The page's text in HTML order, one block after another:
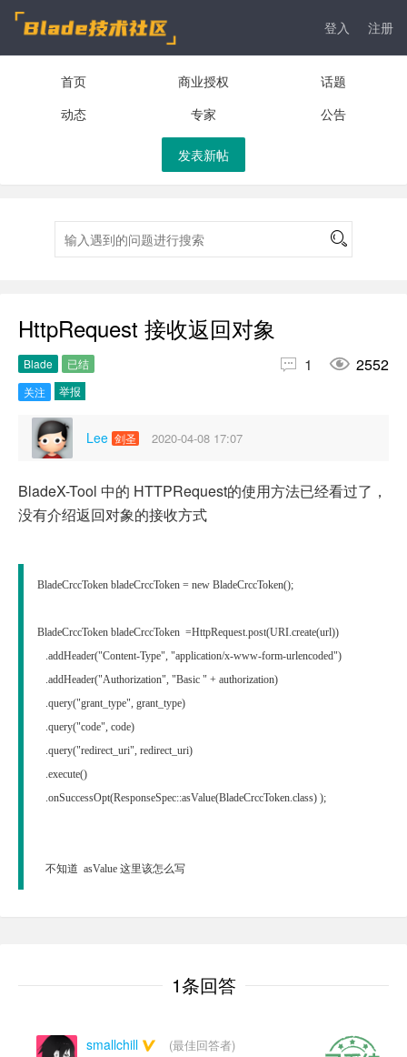
登入 注册
首页 商业授权
话题
动态
专家 公告
发表新帖
HttpRequest 接收返回对象
Blade
已结
关注
举报
 1  2552
Lee 剑圣 2020-04-08 17:07
BladeX-Tool 中的 HTTPRequest的使用方法已经看过了，
没有介绍返回对象的接收方式
BladeCrccToken bladeCrccToken = new BladeCrccToken();
BladeCrccToken bladeCrccToken  =HttpRequest.post(URI.create(url))
.addHeader("Content-Type", "application/x-www-form-urlencoded")
.addHeader("Authorization", "Basic " + authorization)
.query("grant_type", grant_type)
.query("code", code)
.query("redirect_uri", redirect_uri)
.execute()
.onSuccessOpt(ResponseSpec::asValue(BladeCrccToken.class) );
不知道  asValue 这里该怎么写
1条回答
smallchill
(最佳回答者)